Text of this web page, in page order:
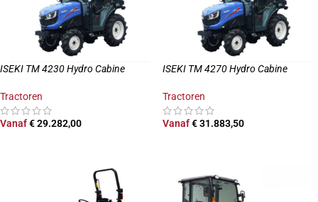
ISEKI TM 4230 Hydro Cabine
Tractoren
Vanaf€29.282,00
ISEKI TM 4270 Hydro Cabine
Tractoren
Vanaf€31.883,50